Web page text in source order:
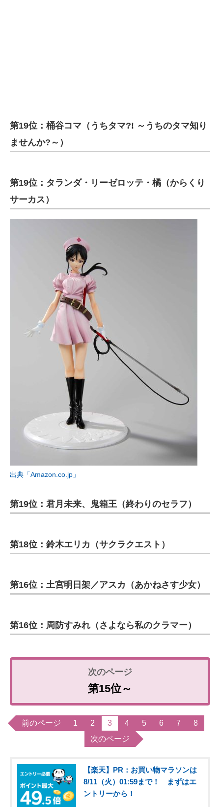
第19位：桶谷コマ（うちタマ?! ～うちのタマ知り
ませんか?～）
第19位：タランダ・リーゼロッテ・橘（からくり
サーカス）
出典「Amazon.co.jp」
第19位：君月未来、鬼箱王（終わりのセラフ）
第18位：鈴木エリカ（サクラクエスト）
第16位：土宮明日架／アスカ（あかねさす少女）
第16位：周防すみれ（さよなら私のクラマー）
第15位～
前のページ 1 2 3 4 5 6 7
8
次のページ
【楽天】PR：お買い物マラソンは
8/11（火）01:59まで！ まずはエ
ントリーから！